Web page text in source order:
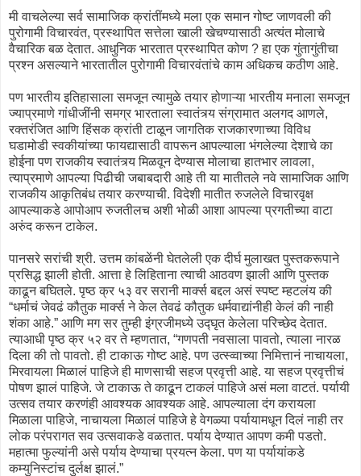
मी वाचलेल्या सर्व सामाजिक क्रांतींमध्ये मला एक समान गोष्ट जाणवली की
पुरोगामी विचारवंत, प्रस्थापित सत्तेला खाली खेचण्यासाठी अत्यंत मोलाचे
वैचारिक बळ देतात. आधुनिक भारतात प्रस्थापित कोण ? हा एक गुंतागुंतीचा
प्रश्न असल्याने भारतातील पुरोगामी विचारवंतांचे काम अधिकच कठीण आहे.
पण भारतीय इतिहासाला समजून त्यामुळे तयार होणाऱ्या भारतीय मनाला समजून
ज्याप्रमाणे गांधीजींनी समग्र भारताला स्वातंत्र्य संग्रामात अलगद आणले,
रक्तरंजित आणि हिंसक क्रांती टाळून जागतिक राजकारणाच्या विविध
घडामोडी स्वकीयांच्या फायद्यासाठी वापरून आपल्याला भंगलेल्या देशाचे का
होईना पण राजकीय स्वातंत्र्य मिळवून देण्यास मोलाचा हातभार लावला,
त्याप्रमाणे आपल्या पिढीची जबाबदारी आहे ती या मातीतले नवे सामाजिक आणि
राजकीय आकृतिबंध तयार करण्याची. विदेशी मातीत रुजलेले विचारवृक्ष
आपल्याकडे आपोआप रुजतीलच अशी भोळी आशा आपल्या प्रगतीच्या वाटा
अरुंद करून टाकेल.
पानसरे सरांची श्री. उत्तम कांबळेंनी घेतलेली एक दीर्घ मुलाखत पुस्तकरूपाने
प्रसिद्ध झाली होती. आत्ता हे लिहिताना त्याची आठवण झाली आणि पुस्तक
काढून बघितले. पृष्ठ क्र ५३ वर सरानी मार्क्स बद्दल असं स्पष्ट म्हटलंय की
“धर्माचं जेवढं कौतुक मार्क्स ने केल तेवढं कौतुक धर्मवाद्यांनीही केलं की नाही
शंका आहे.” आणि मग सर तुम्ही इंग्रजीमध्ये उद्घृत केलेला परिच्छेद देतात.
त्याआधी पृष्ठ क्र ५२ वर ते म्हणतात, “गणपती नवसाला पावतो, त्याला नारळ
दिला की तो पावतो. ही टाकाऊ गोष्ट आहे. पण उत्स्व्वाच्या निमित्तानं नाचायला,
मिरवायला मिळालं पाहिजे ही माणसाची सहज प्रवृत्ती आहे. या सहज प्रवृत्तीचं
पोषण झालं पाहिजे. जे टाकाऊ ते काढून टाकलं पाहिजे असं मला वाटतं. पर्यायी
उत्सव तयार करणंही आवश्यक आवश्यक आहे. आपल्याला दंग करायला
मिळाला पाहिजे, नाचायला मिळालं पाहिजे हे वेगळ्या पर्यायामधून दिलं नाही तर
लोक परंपरागत सव उत्सवाकडे वळतात. पर्याय देण्यात आपण कमी पडतो.
महात्मा फुल्यांनी असे पर्याय देण्याचा प्रयत्न केला. पण या पर्यायांकडे
कम्युनिस्टांच दुर्लक्ष झालं.”